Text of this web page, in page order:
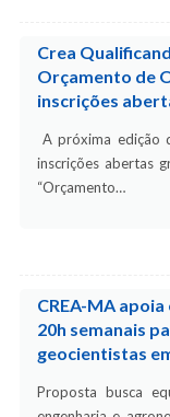
Crea
Orçamento de
inscrições
A próxima edição
inscrições abertas
“Orçamento…
CREA-MA
20h semanais
geocientistas
Proposta busca